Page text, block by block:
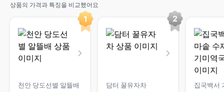
상품의 가격과 특징을 비교했어요
천안 당도선별 알뜰배 담터 꿀유자차